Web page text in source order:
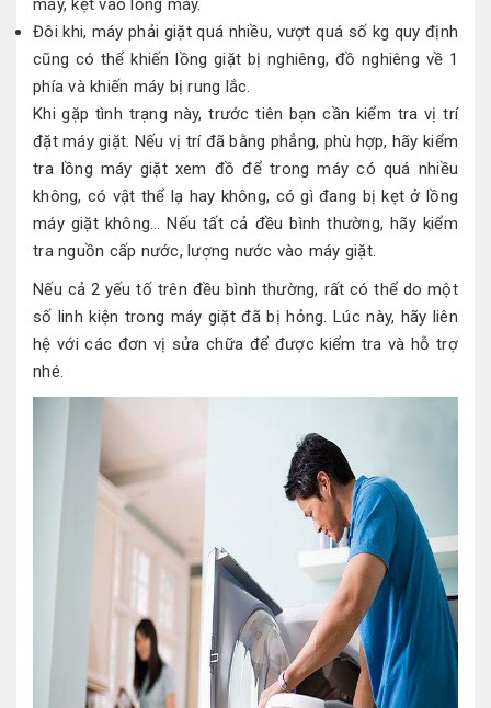
máy, kẹt vào lồng máy.
Đôi khi, máy phải giặt quá nhiều, vượt quá số kg quy định
cũng có thể khiến lồng giặt bị nghiêng, đồ nghiêng về 1
phía và khiến máy bị rung lắc.
Khi gặp tình trạng này, trước tiên bạn cần kiểm tra vị trí
đặt máy giặt. Nếu vị trí đã bằng phẳng, phù hợp, hãy kiểm
tra lồng máy giặt xem đồ để trong máy có quá nhiều
không, có vật thể lạ hay không, có gì đang bị kẹt ở lồng
máy giặt không… Nếu tất cả đều bình thường, hãy kiểm
tra nguồn cấp nước, lượng nước vào máy giặt.
Nếu cả 2 yếu tố trên đều bình thường, rất có thể do một
số linh kiện trong máy giặt đã bị hỏng. Lúc này, hãy liên
hệ với các đơn vị sửa chữa để được kiểm tra và hỗ trợ
nhé.